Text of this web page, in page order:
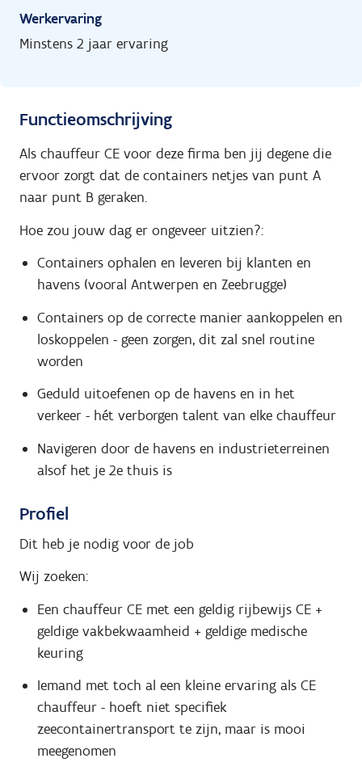
Werkervaring
Minstens 2 jaar ervaring
Functieomschrijving
Als chauffeur CE voor deze firma ben jij degene die
ervoor zorgt dat de containers netjes van punt A
naar punt B geraken.
Hoe zou jouw dag er ongeveer uitzien?:
Containers ophalen en leveren bij klanten en
havens (vooral Antwerpen en Zeebrugge)
Containers op de correcte manier aankoppelen en
loskoppelen - geen zorgen, dit zal snel routine
worden
Geduld uitoefenen op de havens en in het
verkeer - hét verborgen talent van elke chauffeur
Navigeren door de havens en industrieterreinen
alsof het je 2e thuis is
Profiel
Dit heb je nodig voor de job
Wij zoeken:
Een chauffeur CE met een geldig rijbewijs CE +
geldige vakbekwaamheid + geldige medische
keuring
Iemand met toch al een kleine ervaring als CE
chauffeur - hoeft niet specifiek
zeecontainertransport te zijn, maar is mooi
meegenomen